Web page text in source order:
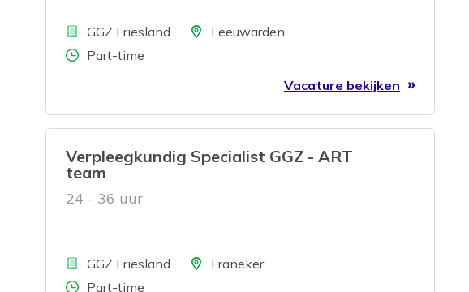
BedrijfGGZ Friesland LocatieLeeuwarden
Aantal uren
Part-time
Vacature bekijken
Verpleegkundig Specialist GGZ - ART
team
24 - 36 uur
BedrijfGGZ Friesland LocatieFraneker
Aantal uren
Part-time